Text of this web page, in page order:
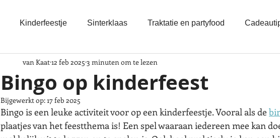
Kinderfeestje Sinterklaas Traktatie en partyfood
Bingo op kinderfeest
van Kaat12 feb 2025 3 minuten om te lezen
Bijgewerkt op:17 feb 2025
Bingo is een leuke activiteit voor op een kinderfeestje. Vooral als de
plaatjes van het feestthema is! Een spel waaraan iedereen mee kan